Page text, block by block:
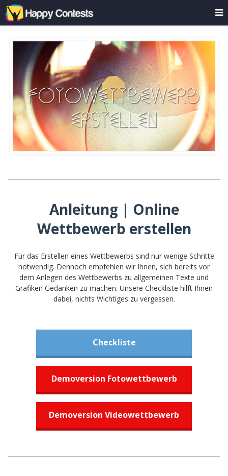
Anleitung | Online
Wettbewerb erstellen
Für das Erstellen eines Wettbewerbs sind nur wenige Schritte
notwendig. Dennoch empfehlen wir Ihnen, sich bereits vor
dem Anlegen des Wettbewerbs zu allgemeinen Texte und
Grafiken Gedanken zu machen. Unsere Checkliste hilft Ihnen
dabei, nichts Wichtiges zu vergessen.
Checkliste
Demoversion Fotowettbewerb
Demoversion Videowettbewerb